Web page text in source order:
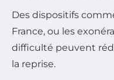
Des dispositifs
France, ou les
difficulté peuvent
la reprise.